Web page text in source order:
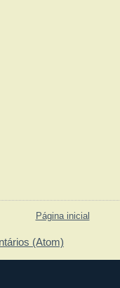
Página inicial
(Atom)